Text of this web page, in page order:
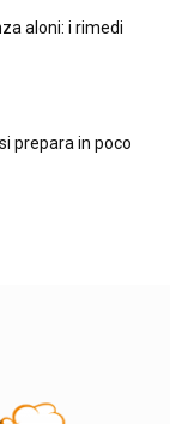
aloni: i rimedi
prepara in poco